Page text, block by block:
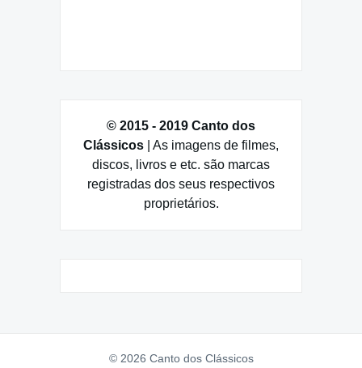
© 2015 - 2019 Canto dos
Clássicos | As imagens de filmes,
discos, livros e etc. são marcas
registradas dos seus respectivos
proprietários.
© 2026 Canto dos Clássicos